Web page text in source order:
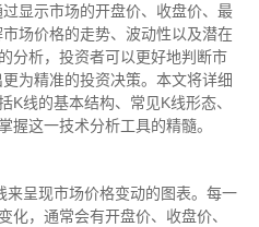
显示市场的开盘价、收盘价、最
场价格的走势、波动性以及潜在
分析，投资者可以更好地判断市
为精准的投资决策。本文将详细
K线的基本结构、常见K线形态、
握这一技术分析工具的精髓。
来呈现市场价格变动的图表。每一
化，通常会有开盘价、收盘价、